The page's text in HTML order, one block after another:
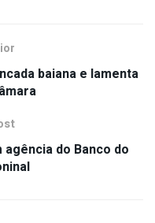
baiana e lamenta
agência do Banco do